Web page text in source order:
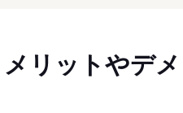
リットやデメ